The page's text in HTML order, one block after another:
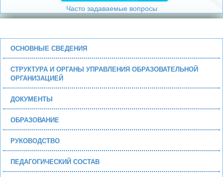
Часто задаваемые вопросы
ОСНОВНЫЕ СВЕДЕНИЯ
СТРУКТУРА И ОРГАНЫ УПРАВЛЕНИЯ ОБРАЗОВАТЕЛЬНОЙ
ОРГАНИЗАЦИЕЙ
ДОКУМЕНТЫ
ОБРАЗОВАНИЕ
РУКОВОДСТВО
ПЕДАГОГИЧЕСКИЙ СОСТАВ